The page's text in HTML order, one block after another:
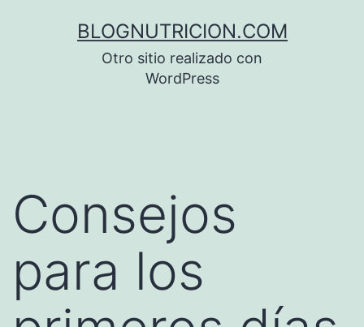
BLOGNUTRICION.COM
Otro sitio realizado con
WordPress
Consejos
para los